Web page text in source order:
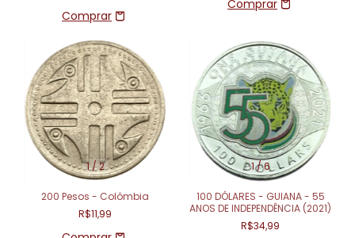
1/2
200 Pesos - Colômbia
R$11,99
1/6
100 DÓLARES - GUIANA - 55
ANOS DE INDEPENDÊNCIA (2021)
R$34,99